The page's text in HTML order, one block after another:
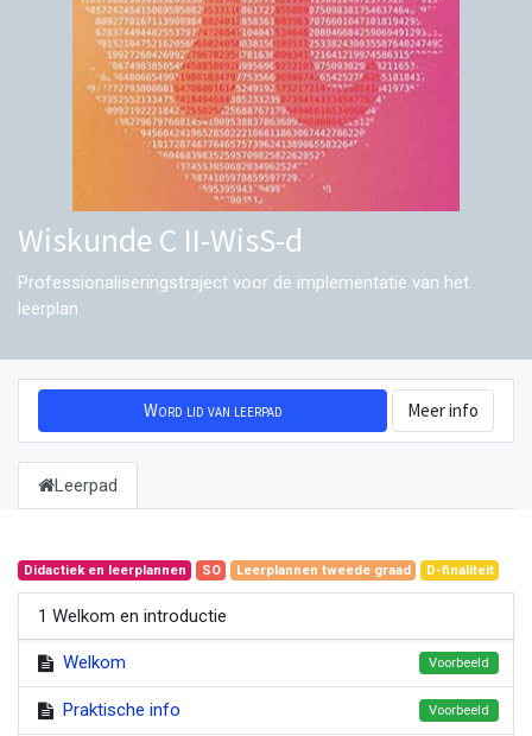
Wiskunde C II-WisS-d
Professionaliseringstraject voor de implementatie van het
leerplan
Word lid van leerpad Meer info
Leerpad
Didactiek en leerplannen SO Leerplannen tweede graad D-finaliteit
1 Welkom en introductie
Welkom Voorbeeld
Praktische info Voorbeeld